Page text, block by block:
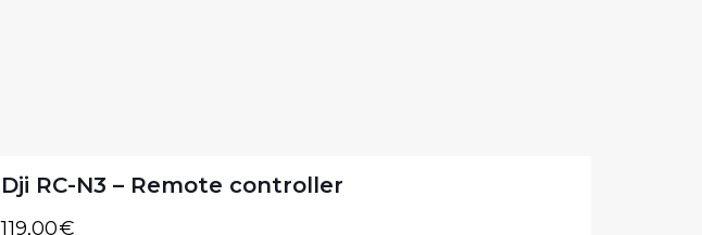
Dji RC-N3 – Remote controller
119,00€